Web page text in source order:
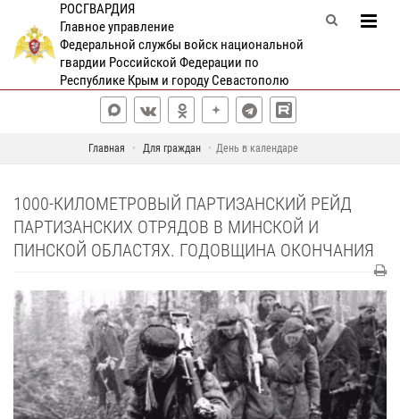
РОСГВАРДИЯ
Главное управление
Федеральной службы войск национальной
гвардии Российской Федерации по
Республике Крым и городу Севастополю
Главная Для граждан День в календаре
1000-КИЛОМЕТРОВЫЙ ПАРТИЗАНСКИЙ РЕЙД
ПАРТИЗАНСКИХ ОТРЯДОВ В МИНСКОЙ И
ПИНСКОЙ ОБЛАСТЯХ. ГОДОВЩИНА ОКОНЧАНИЯ